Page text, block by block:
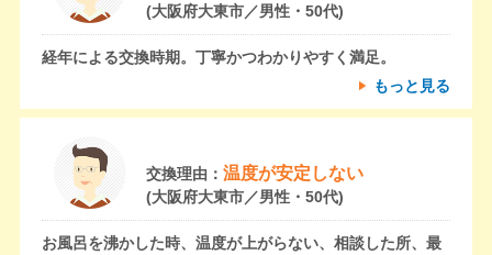
(大阪府大東市／男性・50代)
経年による交換時期。丁寧かつわかりやすく満足。
もっと見る
交換理由： 温度が安定しない
(大阪府大東市／男性・50代)
お風呂を沸かした時、温度が上がらない、相談した所、最